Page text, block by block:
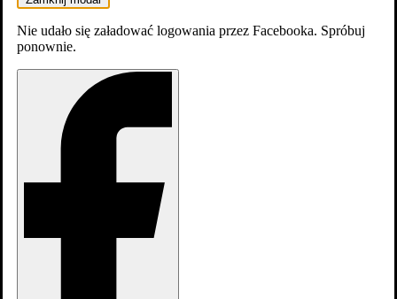
Nie udało się załadować logowania przez Facebooka. Spróbuj
ponownie.